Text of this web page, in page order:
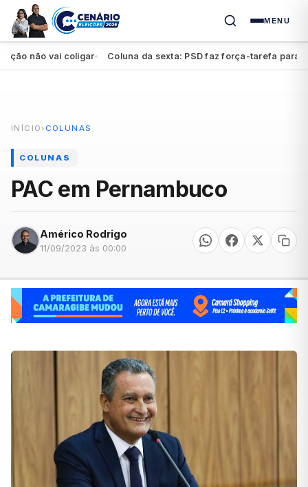
MENU
não vai coligar● Coluna da sexta: PSD faz força-tarefa para
INÍCIO › COLUNAS
COLUNAS
PAC em Pernambuco
Américo Rodrigo
11/09/2023 às 00:00